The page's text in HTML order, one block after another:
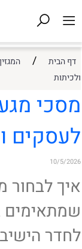
דף הבית /
ולכיתות
מסכי
לעסקים
10/5/2026
איך לבחור
שמתאימים
לחדר